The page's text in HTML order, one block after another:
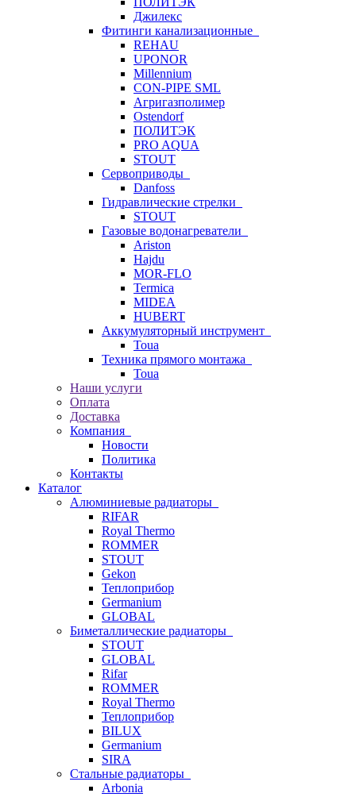
Джилекс
Фитинги канализационные
REHAU
UPONOR
Millennium
CON-PIPE SML
Агригазполимер
Ostendorf
ПОЛИТЭК
PRO AQUA
STOUT
Сервоприводы
Danfoss
Гидравлические стрелки
STOUT
Газовые водонагреватели
Ariston
Hajdu
MOR-FLO
Termica
MIDEA
HUBERT
Аккумуляторный инструмент
Toua
Техника прямого монтажа
Toua
Наши услуги
Оплата
Доставка
Компания
Новости
Политика
Контакты
Каталог
Алюминиевые радиаторы
RIFAR
Royal Thermo
ROMMER
STOUT
Gekon
Теплоприбор
Germanium
GLOBAL
Биметаллические радиаторы
STOUT
GLOBAL
Rifar
ROMMER
Royal Thermo
Теплоприбор
BILUX
Germanium
SIRA
Стальные радиаторы
Arbonia